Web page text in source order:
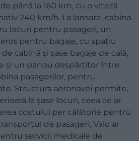
până la 160 km, cu o viteză
240 km/h. La lansare, cabina
locuri pentru pasageri, un
pentru bagaje, cu spațiu
cabină și șase bagaje de cală,
și un panou despărțitor între
pasagerilor, pentru
Structura aeronavei permite,
la șase locuri, ceea ce ar
costului per călătorie pentru
de pasageri, Valo ar
servicii medicale de